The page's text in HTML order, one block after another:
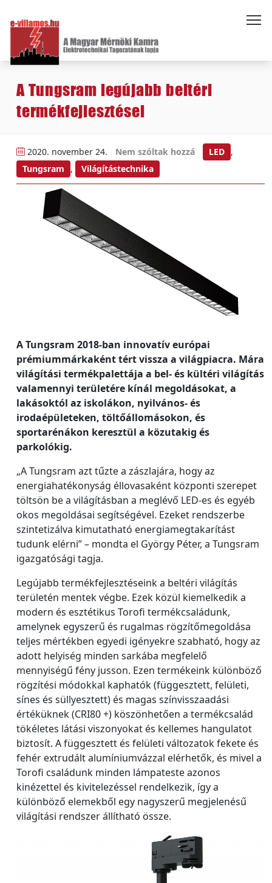
A Tungsram legújabb beltéri
termékfejlesztései
2020. november 24. Nem szóltak hozzá LED ,
Tungsram
, Világítástechnika
A Tungsram 2018-ban innovatív európai
prémiummárkaként tért vissza a világpiacra. Mára
világítási termékpalettája a bel- és kültéri világítás
valamennyi területére kínál megoldásokat, a
lakásoktól az iskolákon, nyilvános- és
irodaépületeken, töltőállomásokon, és
sportarénákon keresztül a közutakig és
parkolókig.
„A Tungsram azt tűzte a zászlajára, hogy az
energiahatékonyság éllovasaként központi szerepet
töltsön be a világításban a meglévő LED-es és egyéb
okos megoldásai segítségével. Ezeket rendszerbe
szintetizálva kimutatható energiamegtakarítást
tudunk elérni” – mondta el György Péter, a Tungsram
igazgatósági tagja.
Legújabb termékfejlesztéseink a beltéri világítás
területén mentek végbe. Ezek közül kiemelkedik a
modern és esztétikus Torofi termékcsaládunk,
amelynek egyszerű és rugalmas rögzítőmegoldása
teljes mértékben egyedi igényekre szabható, hogy az
adott helyiség minden sarkába megfelelő
mennyiségű fény jusson. Ezen termékeink különböző
rögzítési módokkal kaphatók (függesztett, felületi,
sínes és süllyesztett) és magas színvisszaadási
értéküknek (CRI80 +) köszönhetően a termékcsalád
tökéletes látási viszonyokat és kellemes hangulatot
biztosít. A függesztett és felületi változatok fekete és
fehér extrudált alumíniumvázzal elérhetők, és mivel a
Torofi családunk minden lámpateste azonos
kinézettel és kivitelezéssel rendelkezik, így a
különböző elemekből egy nagyszerű megjelenésű
világítási rendszer állítható össze.